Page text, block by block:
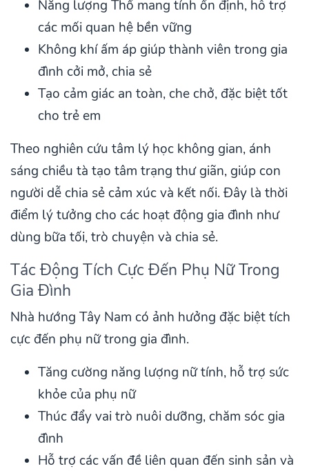
Năng lượng Thổ mang tính ổn định, hỗ trợ
các mối quan hệ bền vững
Không khí ấm áp giúp thành viên trong gia
đình cởi mở, chia sẻ
Tạo cảm giác an toàn, che chở, đặc biệt tốt
cho trẻ em
Theo nghiên cứu tâm lý học không gian, ánh
sáng chiều tà tạo tâm trạng thư giãn, giúp con
người dễ chia sẻ cảm xúc và kết nối. Đây là thời
điểm lý tưởng cho các hoạt động gia đình như
dùng bữa tối, trò chuyện và chia sẻ.
Tác Động Tích Cực Đến Phụ Nữ Trong
Gia Đình
Nhà hướng Tây Nam có ảnh hưởng đặc biệt tích
cực đến phụ nữ trong gia đình.
Tăng cường năng lượng nữ tính, hỗ trợ sức
khỏe của phụ nữ
Thúc đẩy vai trò nuôi dưỡng, chăm sóc gia
đình
Hỗ trợ các vấn đề liên quan đến sinh sản và